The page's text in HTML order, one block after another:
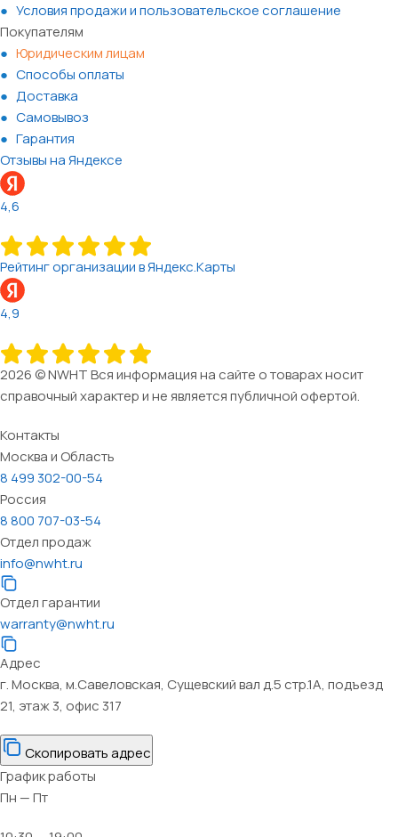
Условия продажи и пользовательское соглашение
Покупателям
Юридическим лицам
Способы оплаты
Доставка
Самовывоз
Гарантия
Отзывы на Яндексе
4,6
Рейтинг организации в Яндекс.Карты
4,9
2026 © NWHT Вся информация на сайте о товарах носит
справочный характер и не является публичной офертой.
Контакты
Москва и Область
8 499 302-00-54
Россия
8 800 707-03-54
Отдел продаж
info@nwht.ru
Отдел гарантии
warranty@nwht.ru
Адрес
г. Москва, м.Савеловская, Сущевский вал д.5 стр.1А, подъезд
21, этаж 3, офис 317
Скопировать адрес
График работы
Пн — Пт